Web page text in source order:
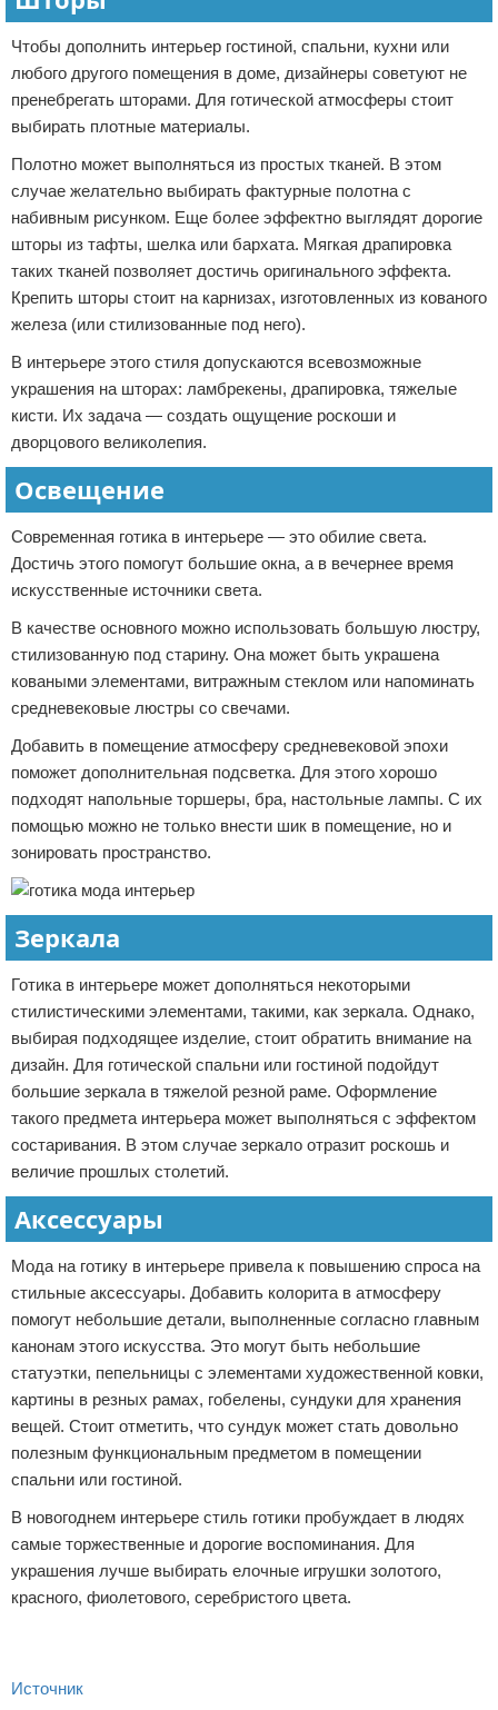
Чтобы дополнить интерьер гостиной, спальни, кухни или
любого другого помещения в доме, дизайнеры советуют не
пренебрегать шторами. Для готической атмосферы стоит
выбирать плотные материалы.
Полотно может выполняться из простых тканей. В этом
случае желательно выбирать фактурные полотна с
набивным рисунком. Еще более эффектно выглядят дорогие
шторы из тафты, шелка или бархата. Мягкая драпировка
таких тканей позволяет достичь оригинального эффекта.
Крепить шторы стоит на карнизах, изготовленных из кованого
железа (или стилизованные под него).
В интерьере этого стиля допускаются всевозможные
украшения на шторах: ламбрекены, драпировка, тяжелые
кисти. Их задача — создать ощущение роскоши и
дворцового великолепия.
Освещение
Современная готика в интерьере — это обилие света.
Достичь этого помогут большие окна, а в вечернее время
искусственные источники света.
В качестве основного можно использовать большую люстру,
стилизованную под старину. Она может быть украшена
коваными элементами, витражным стеклом или напоминать
средневековые люстры со свечами.
Добавить в помещение атмосферу средневековой эпохи
поможет дополнительная подсветка. Для этого хорошо
подходят напольные торшеры, бра, настольные лампы. С их
помощью можно не только внести шик в помещение, но и
зонировать пространство.
Зеркала
Готика в интерьере может дополняться некоторыми
стилистическими элементами, такими, как зеркала. Однако,
выбирая подходящее изделие, стоит обратить внимание на
дизайн. Для готической спальни или гостиной подойдут
большие зеркала в тяжелой резной раме. Оформление
такого предмета интерьера может выполняться с эффектом
состаривания. В этом случае зеркало отразит роскошь и
величие прошлых столетий.
Аксессуары
Мода на готику в интерьере привела к повышению спроса на
стильные аксессуары. Добавить колорита в атмосферу
помогут небольшие детали, выполненные согласно главным
канонам этого искусства. Это могут быть небольшие
статуэтки, пепельницы с элементами художественной ковки,
картины в резных рамах, гобелены, сундуки для хранения
вещей. Стоит отметить, что сундук может стать довольно
полезным функциональным предметом в помещении
спальни или гостиной.
В новогоднем интерьере стиль готики пробуждает в людях
самые торжественные и дорогие воспоминания. Для
украшения лучше выбирать елочные игрушки золотого,
красного, фиолетового, серебристого цвета.
Источник